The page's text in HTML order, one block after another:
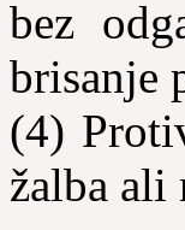
bez
brisanje
(4)
žalba ali